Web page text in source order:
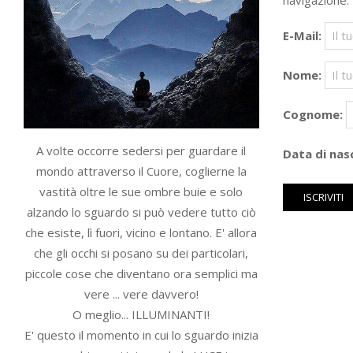
A volte occorre sedersi per guardare il
mondo attraverso il Cuore, coglierne la
vastità oltre le sue ombre buie e solo
alzando lo sguardo si può vedere tutto ciò
che esiste, lì fuori, vicino e lontano. E' allora
che gli occhi si posano su dei particolari,
piccole cose che diventano ora semplici ma
vere ... vere davvero!
O meglio... ILLUMINANTI!
E' questo il momento in cui lo sguardo inizia
E-Mail:
Nome:
Cognome:
Data di